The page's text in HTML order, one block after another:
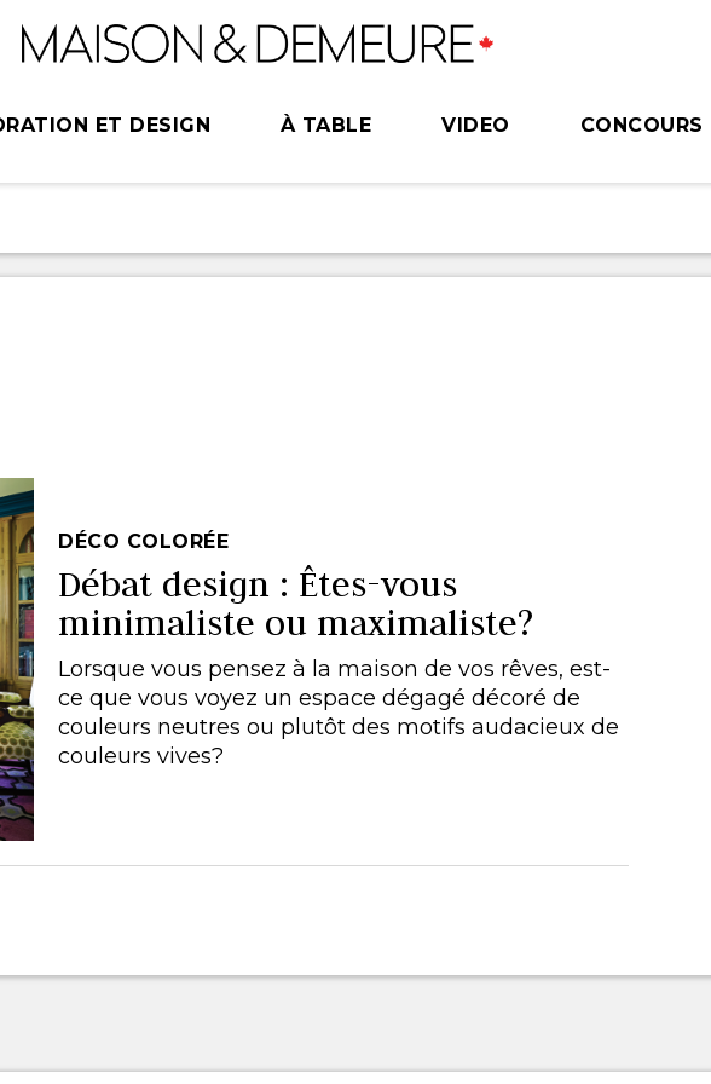
ET DESIGN À TABLE VIDEO CONCOURS
DÉCO COLORÉE
Débat design : Êtes-vous
minimaliste ou maximaliste?
Lorsque vous pensez à la maison de vos rêves, est-
ce que vous voyez un espace dégagé décoré de
couleurs neutres ou plutôt des motifs audacieux de
couleurs vives?